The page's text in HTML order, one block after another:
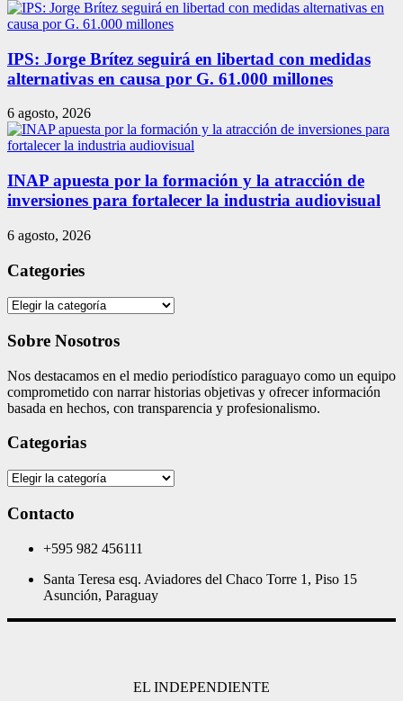
IPS: Jorge Brítez seguirá en libertad con medidas
alternativas en causa por G. 61.000 millones
6 agosto, 2026
INAP apuesta por la formación y la atracción de
inversiones para fortalecer la industria audiovisual
6 agosto, 2026
Categories
Categories
Sobre Nosotros
Nos destacamos en el medio periodístico paraguayo como un equipo
comprometido con narrar historias objetivas y ofrecer información
basada en hechos, con transparencia y profesionalismo.
Categorias
Categorias
Contacto
+595 982 456111
Santa Teresa esq. Aviadores del Chaco Torre 1, Piso 15
Asunción, Paraguay
EL INDEPENDIENTE